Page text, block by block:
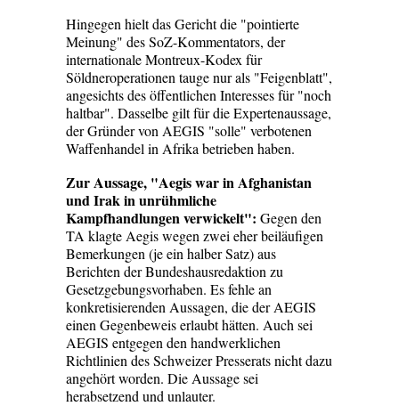
Hingegen hielt das Gericht die "pointierte
Meinung" des SoZ-Kommentators, der
internationale Montreux-Kodex für
Söldneroperationen tauge nur als "Feigenblatt",
angesichts des öffentlichen Interesses für "noch
haltbar". Dasselbe gilt für die Expertenaussage,
der Gründer von AEGIS "solle" verbotenen
Waffenhandel in Afrika betrieben haben.
Zur Aussage, "Aegis war in Afghanistan
und Irak in unrühmliche
Kampfhandlungen verwickelt": Gegen den
TA klagte Aegis wegen zwei eher beiläufigen
Bemerkungen (je ein halber Satz) aus
Berichten der Bundeshausredaktion zu
Gesetzgebungsvorhaben. Es fehle an
konkretisierenden Aussagen, die der AEGIS
einen Gegenbeweis erlaubt hätten. Auch sei
AEGIS entgegen den handwerklichen
Richtlinien des Schweizer Presserats nicht dazu
angehört worden. Die Aussage sei
herabsetzend und unlauter.